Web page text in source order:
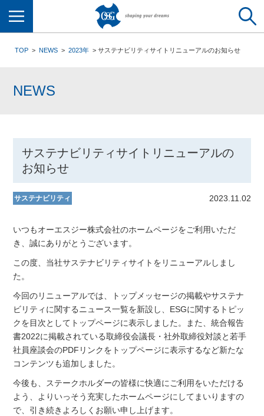
TOP NEWS 2023年 サステナビリティサイトリニューアルのお知らせ
NEWS
サステナビリティサイトリニューアルの
お知らせ
サステナビリティ 2023.11.02
いつもオーエスジー株式会社のホームページをご利用いただ
き、誠にありがとうございます。
この度、当社サステナビリティサイトをリニューアルしまし
た。
今回のリニューアルでは、トップメッセージの掲載やサステナ
ビリティに関するニュース一覧を新設し、ESGに関するトピッ
クを目次としてトップページに表示しました。また、統合報告
書2022に掲載されている取締役会議長・社外取締役対談と若手
社員座談会のPDFリンクをトップページに表示するなど新たな
コンテンツも追加しました。
今後も、ステークホルダーの皆様に快適にご利用をいただける
よう、よりいっそう充実したホームページにしてまいりますの
で、引き続きよろしくお願い申し上げます。